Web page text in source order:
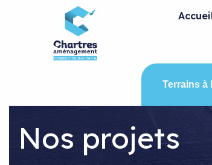
Terrains à
Nos projets
Panneau de gestion des cookies